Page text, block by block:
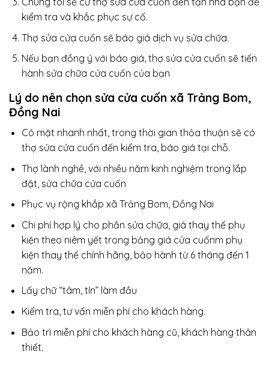
kiểm tra và khắc phục sự cố.
Thợ sửa cửa cuốn sẽ báo giá dịch vụ sửa chữa.
Nếu bạn đồng ý với báo giá, thợ sửa cửa cuốn sẽ tiến
hành sửa chữa cửa cuốn của bạn
Lý do nên chọn sửa cửa cuốn xã Trảng Bom,
Đồng Nai
Có mặt nhanh nhất, trong thời gian thỏa thuận sẽ có
thợ sửa cửa cuốn đến kiểm tra, báo giá tại chỗ.
Thợ lành nghề, với nhiều năm kinh nghiệm trong lắp
đặt, sửa chữa cửa cuốn
Phục vụ rộng khắp xã Trảng Bom, Đồng Nai
Chi phí hợp lý cho phần sửa chữa, giá thay thế phụ
kiện theo niêm yết trong bảng giá cửa cuốnm phụ
kiện thay thế chính hãng, bảo hành từ 6 tháng đến 1
năm.
Lấy chữ “tâm, tín” làm đầu
Kiểm tra, tư vấn miễn phí cho khách hàng.
Bảo trì miễn phí cho khách hàng cũ, khách hàng thân
thiết.